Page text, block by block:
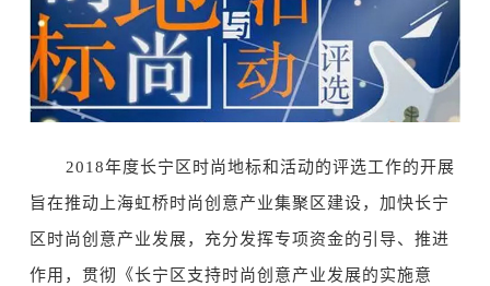
2018年度长宁区时尚地标和活动的评选工作的开展
旨在推动上海虹桥时尚创意产业集聚区建设，加快长宁
区时尚创意产业发展，充分发挥专项资金的引导、推进
作用，贯彻《长宁区支持时尚创意产业发展的实施意